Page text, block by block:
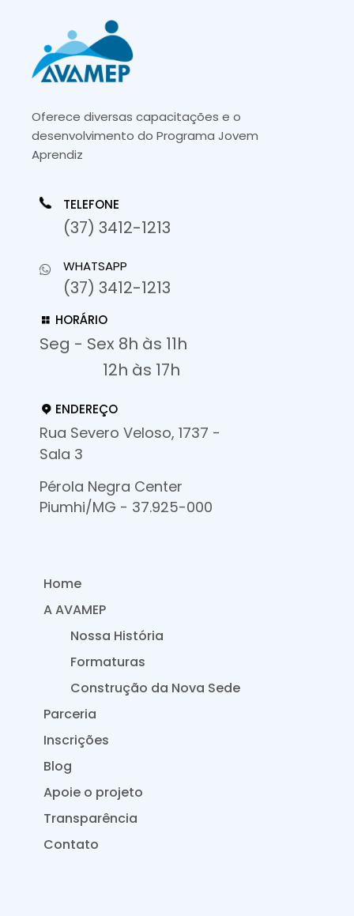
Oferece diversas capacitações e o
desenvolvimento do Programa Jovem
Aprendiz
TELEFONE
(37) 3412-1213
WHATSAPP
(37) 3412-1213
HORÁRIO
Seg - Sex 8h às 11h
12h às 17h
ENDEREÇO
Rua Severo Veloso, 1737 -
Sala 3
Pérola Negra Center
Piumhi/MG - 37.925-000
Home
A AVAMEP
Nossa História
Formaturas
Construção da Nova Sede
Parceria
Inscrições
Blog
Apoie o projeto
Transparência
Contato